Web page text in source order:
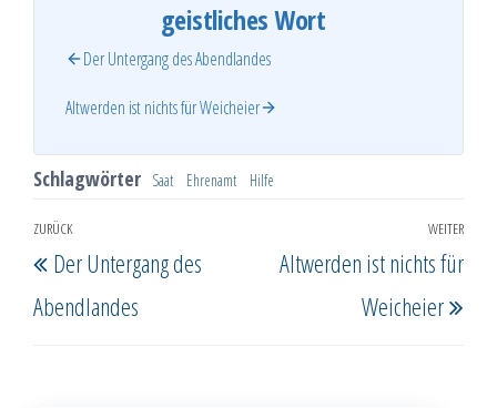
geistliches Wort
Der Untergang des Abendlandes
Altwerden ist nichts für Weicheier
Schlagwörter Saat Ehrenamt Hilfe
Beitragsnavigation
Vorheriger
Beitrag
ZURÜCK
Der Untergang des
Abendlandes
WEITER
Altwerden ist nichts für
Weicheier